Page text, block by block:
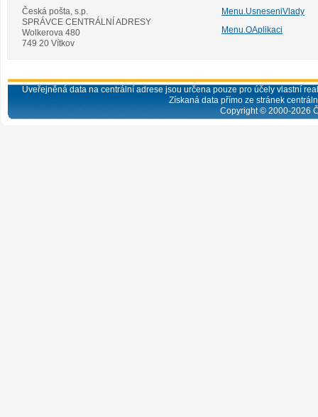
Česká pošta, s.p.
SPRÁVCE CENTRÁLNÍ ADRESY
Wolkerova 480
749 20 Vítkov
Menu.UsneseniVlady
Menu.OAplikaci
Uveřejněná data na centrální adrese jsou určena pouze pro účely vlastní
Získaná data přímo ze stránek
Copyright © 2000-2026